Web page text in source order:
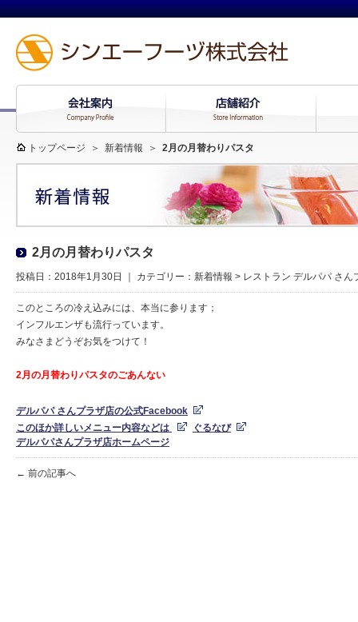
トップページ ＞ 新着情報 ＞ 2月の月替わりパスタ
2月の月替わりパスタ
投稿日：2018年1月30日 ｜ カテゴリー： 新着情報 > レストラン デルパパ さん
このところの冷え込みには、本当に参ります；
インフルエンザも流行っています。
みなさまどうぞお気をつけて！
2月の月替わりパスタのごあんない
デルパパ さんプラザ店の公式Facebook
このほか詳しいメニュー内容などは
ぐるなび
デルパパさんプラザ店ホームページ
← 前の記事へ